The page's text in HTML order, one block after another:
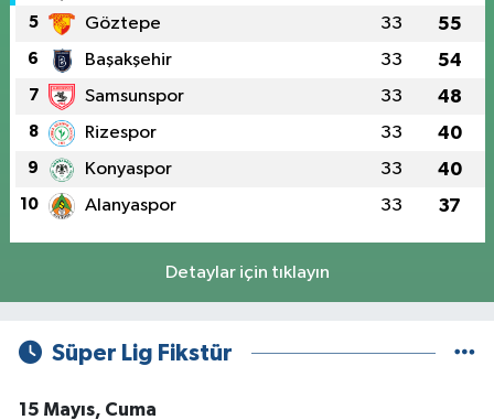
5 Göztepe 33 55
6 Başakşehir 33 54
7 Samsunspor 33 48
8 Rizespor 33 40
9 Konyaspor 33 40
10 Alanyaspor 33 37
Detaylar için tıklayın
Süper Lig Fikstür
15 Mayıs, Cuma